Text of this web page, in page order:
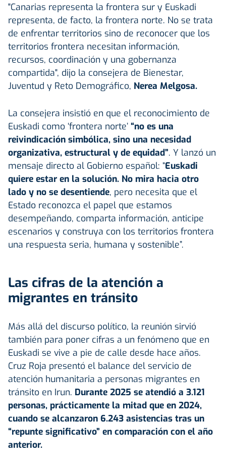
"Canarias representa la frontera sur y Euskadi
representa, de facto, la frontera norte. No se trata
de enfrentar territorios sino de reconocer que los
territorios frontera necesitan información,
recursos, coordinación y una gobernanza
compartida", dijo la consejera de Bienestar,
Juventud y Reto Demográfico, Nerea Melgosa.
La consejera insistió en que el reconocimiento de
Euskadi como ‘frontera norte’ “no es una
reivindicación simbólica, sino una necesidad
organizativa, estructural y de equidad”. Y lanzó un
mensaje directo al Gobierno español: “Euskadi
quiere estar en la solución. No mira hacia otro
lado y no se desentiende, pero necesita que el
Estado reconozca el papel que estamos
desempeñando, comparta información, anticipe
escenarios y construya con los territorios frontera
una respuesta seria, humana y sostenible”.
Las cifras de la atención a
migrantes en tránsito
Más allá del discurso político, la reunión sirvió
también para poner cifras a un fenómeno que en
Euskadi se vive a pie de calle desde hace años.
Cruz Roja presentó el balance del servicio de
atención humanitaria a personas migrantes en
tránsito en Irun. Durante 2025 se atendió a 3.121
personas, prácticamente la mitad que en 2024,
cuando se alcanzaron 6.243 asistencias tras un
“repunte significativo” en comparación con el año
anterior.